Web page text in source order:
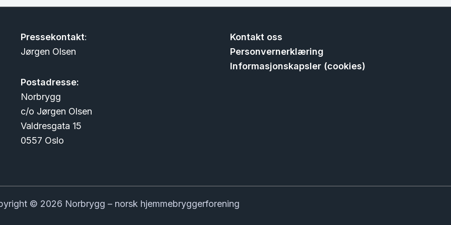
Pressekontakt:
Jørgen Olsen
Postadresse:
Norbrygg
c/o Jørgen Olsen
Valdresgata 15
0557 Oslo
Kontakt oss
Personvernerklæring
Informasjonskapsler (cookies)
© 2026 Norbrygg – norsk hjemmebryggerforening